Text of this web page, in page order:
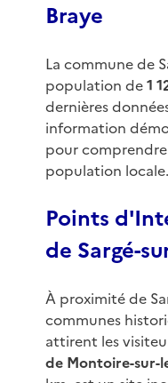
Braye
La commune de
population de1
dernières
information
pour
population locale.
Points
de Sargé-
À proximité de
communes
attirent les
de Montoire-sur-